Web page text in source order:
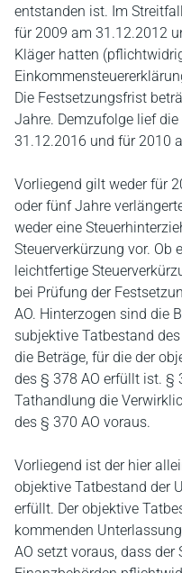
entstanden ist. Im
für 2009 am 31.12.2012
Kläger hatten
Die Festsetzungsfrist
Jahre. Demzufolge lief
31.12.2016 und für 2010
Vorliegend gilt weder für
oder fünf Jahre
weder eine
Steuerverkürzung vor. Ob
leichtfertige
bei Prüfung der
AO. Hinterzogen sind die
subjektive Tatbestand
die Beträge, für die der
des § 378 AO erfüllt ist. §
Tathandlung die
des § 370 AO voraus.
Vorliegend ist der hier
objektive Tatbestand der
erfüllt. Der objektive
kommenden
AO setzt voraus, dass der